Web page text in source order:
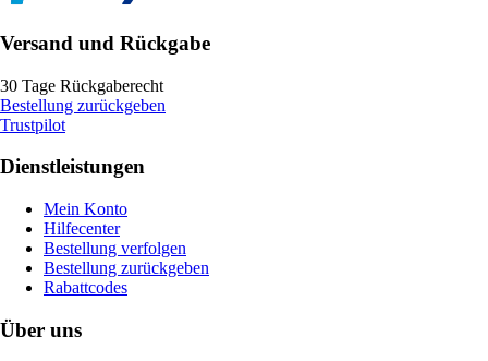
Versand und Rückgabe
30 Tage Rückgaberecht
Bestellung zurückgeben
Trustpilot
Dienstleistungen
Mein Konto
Hilfecenter
Bestellung verfolgen
Bestellung zurückgeben
Rabattcodes
Über uns